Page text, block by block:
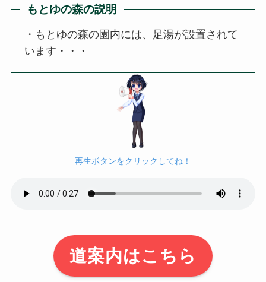
もとゆの森の説明
・もとゆの森の園内には、足湯が設置されて
います・・・
再生ボタンをクリックしてね！
道案内はこちら